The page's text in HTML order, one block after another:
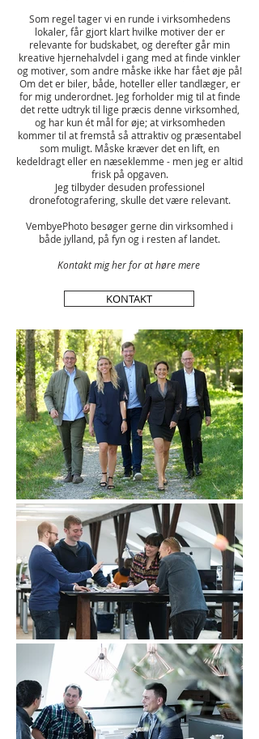
Som regel tager vi en runde i virksomhedens
lokaler, får gjort klart hvilke motiver der er
relevante for budskabet, og derefter går min
kreative hjernehalvdel i gang med at finde vinkler
og motiver, som andre måske ikke har fået øje på!
Om det er biler, både, hoteller eller tandlæger, er
for mig underordnet. Jeg forholder mig til at finde
det rette udtryk til lige præcis denne virksomhed,
og har kun ét mål for øje; at virksomheden
kommer til at fremstå så attraktiv og præsentabel
som muligt. Måske kræver det en lift, en
kedeldragt eller en næseklemme - men jeg er altid
frisk på opgaven.
Jeg tilbyder desuden professionel
dronefotografering, skulle det være relevant.
VembyePhoto besøger gerne din virksomhed i
både jylland, på fyn og i resten af landet.
Kontakt mig her for at høre mere
KONTAKT